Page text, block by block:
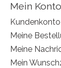
Mein Konto
Meine
Meine
Mein